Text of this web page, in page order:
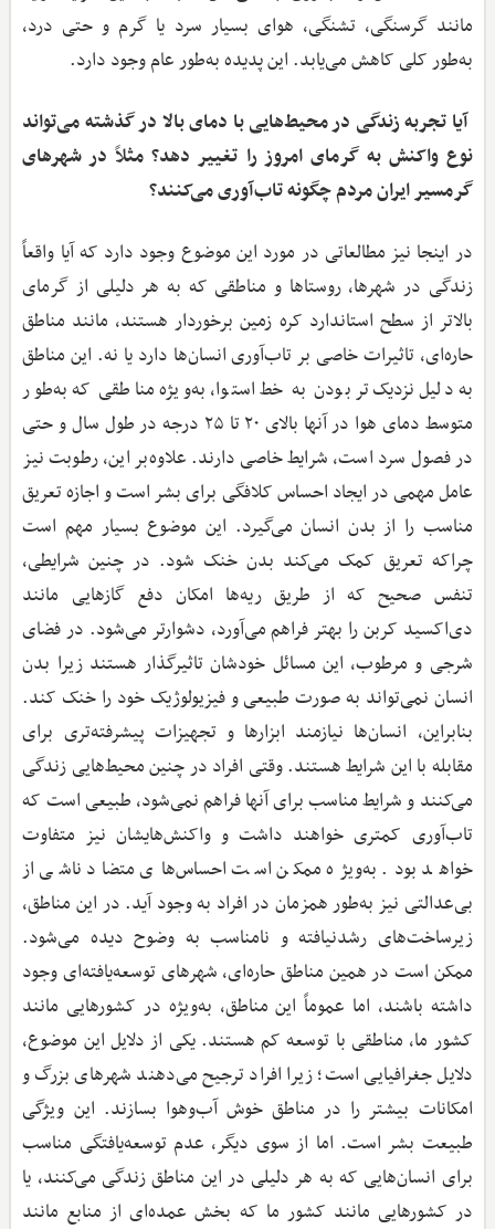
مانند گرسنگی، تشنگی، هوای بسیار سرد یا گرم و حتی درد،
به‌طور کلی کاهش می‌یابد. این پدیده به‌طور عام وجود دارد.
آیا تجربه زندگی در محیط‌هایی با دمای بالا در گذشته می‌تواند
نوع واکنش به گرمای امروز را تغییر دهد؟ مثلاً در شهرهای
گرمسیر ایران مردم چگونه تاب‌آوری می‌کنند؟
در اینجا نیز مطالعاتی در مورد این موضوع وجود دارد که آیا واقعاً
زندگی در شهرها، روستاها و مناطقی که به هر دلیلی از گرمای
بالاتر از سطح استاندارد کره زمین برخوردار هستند، مانند مناطق
حاره‌ای، تاثیرات خاصی بر تاب‌آوری انسان‌ها دارد یا نه. این مناطق
به دلیل نزدیک‌تر بودن به خط استوا، به‌ویژه مناطقی که به‌طور
متوسط دمای هوا در آنها بالای ۲۰ تا ۲۵ درجه در طول سال و حتی
در فصول سرد است، شرایط خاصی دارند. علاوه‌بر این، رطوبت نیز
عامل مهمی در ایجاد احساس کلافگی برای بشر است و اجازه تعریق
مناسب را از بدن انسان می‌گیرد. این موضوع بسیار مهم است
چراکه تعریق کمک می‌کند بدن خنک شود. در چنین شرایطی،
تنفس صحیح که از طریق ریه‌ها امکان دفع گازهایی مانند
دی‌اکسید کربن را بهتر فراهم می‌آورد، دشوارتر می‌شود. در فضای
شرجی و مرطوب، این مسائل خودشان تاثیرگذار هستند زیرا بدن
انسان نمی‌تواند به صورت طبیعی و فیزیولوژیک خود را خنک کند.
بنابراین، انسان‌ها نیازمند ابزارها و تجهیزات پیشرفته‌تری برای
مقابله با این شرایط هستند. وقتی افراد در چنین محیط‌هایی زندگی
می‌کنند و شرایط مناسب برای آنها فراهم نمی‌شود، طبیعی است که
تاب‌آوری کمتری خواهند داشت و واکنش‌هایشان نیز متفاوت
خواهد بود. به‌ویژه ممکن است احساس‌های متضاد ناشی از
بی‌عدالتی نیز به‌طور همزمان در افراد به وجود آید. در این مناطق،
زیرساخت‌های رشدنیافته و نامناسب به وضوح دیده می‌شود.
ممکن است در همین مناطق حاره‌ای، شهرهای توسعه‌یافته‌ای وجود
داشته باشند، اما عموماً این مناطق، به‌ویژه در کشورهایی مانند
کشور ما، مناطقی با توسعه کم هستند. یکی از دلایل این موضوع،
دلایل جغرافیایی است؛ زیرا افراد ترجیح می‌دهند شهرهای بزرگ و
امکانات بیشتر را در مناطق خوش آب‌وهوا بسازند. این ویژگی
طبیعت بشر است. اما از سوی دیگر، عدم توسعه‌یافتگی مناسب
برای انسان‌هایی که به هر دلیلی در این مناطق زندگی می‌کنند، یا
در کشورهایی مانند کشور ما که بخش عمده‌ای از منابع مانند